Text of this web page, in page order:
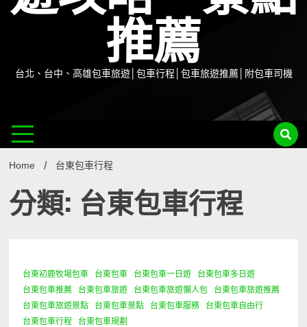
推薦
台北、台中、高雄包車旅遊│包車行程│包車旅遊推薦│附包車司機
Home 台東包車行程
分類: 台東包車行程
1 Minute
台東初鹿牧場包車 台東包車 台東包車一日遊
台東包車多日遊
台東包車推薦
台東包車旅遊 台東包車旅遊懶人包
台東包車旅遊推薦
台東包車旅遊景點
台東包車景點 台東包車服務
台東包車自由行
台東包車行程
台東包車規劃